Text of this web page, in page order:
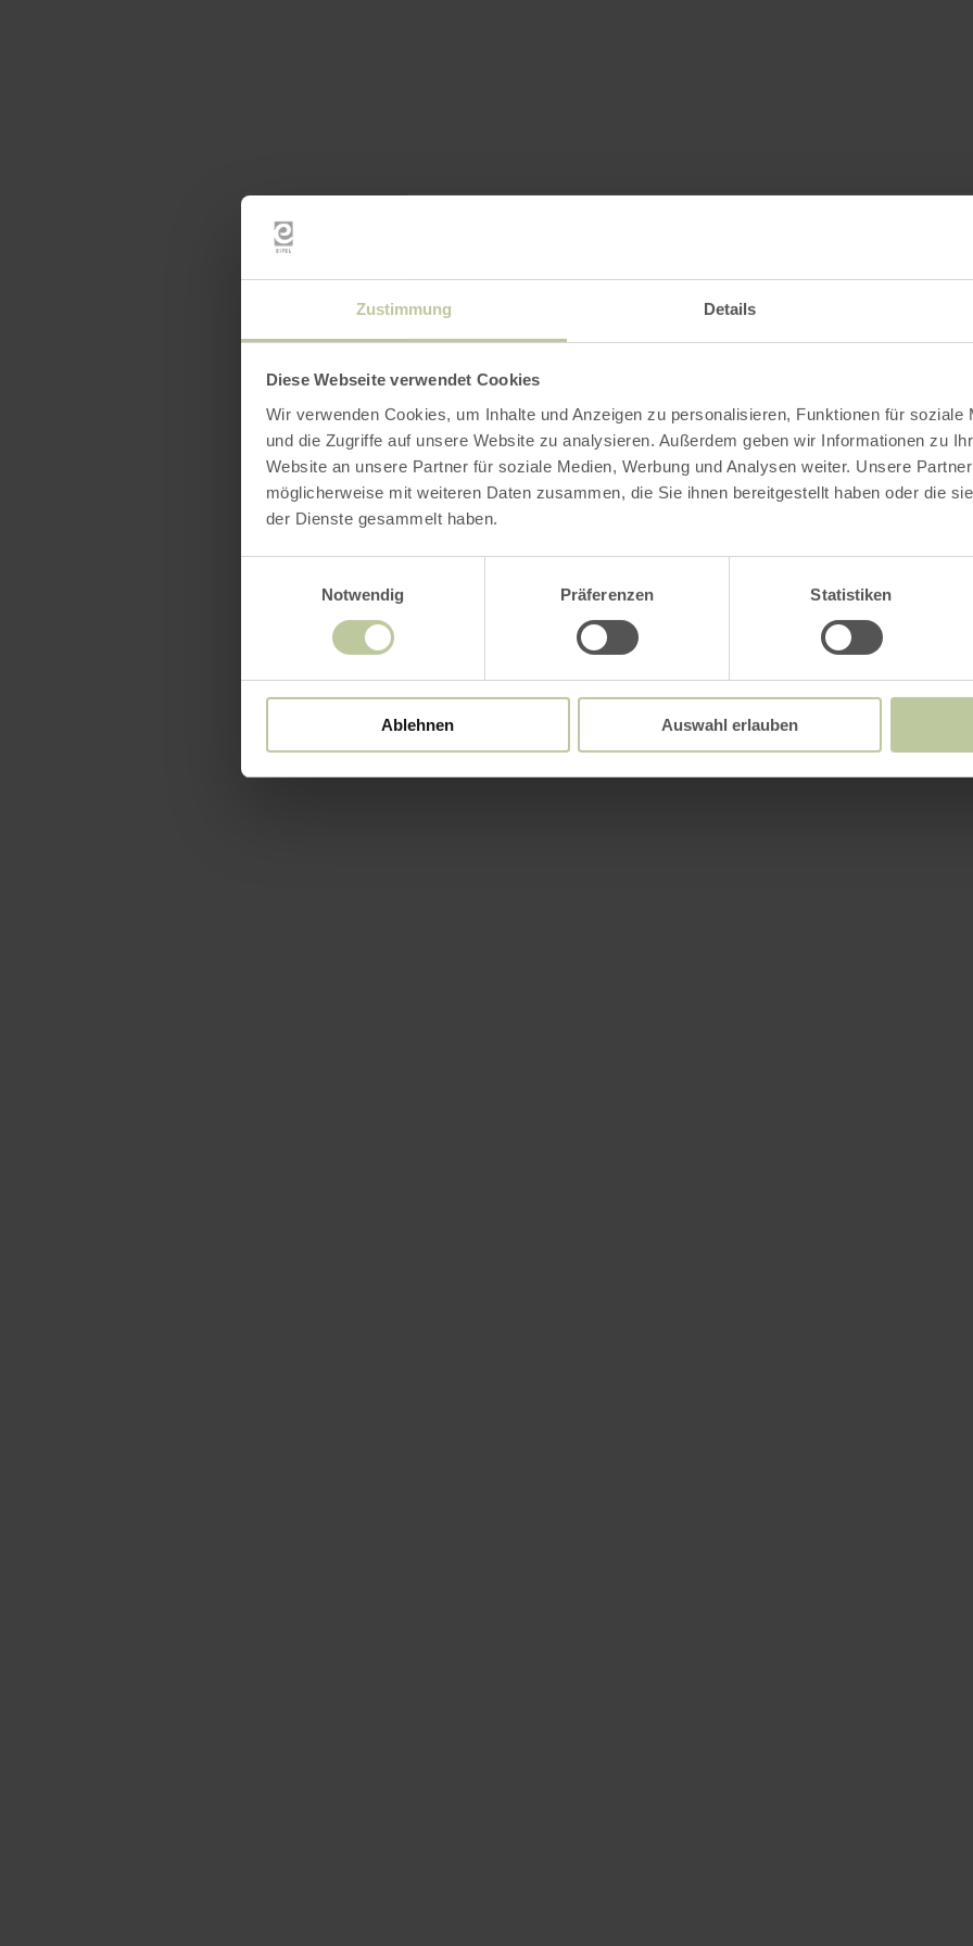
Zustimmung Details
Diese Webseite verwendet Cookies
Wir verwenden Cookies, um Inhalte und Anzeigen zu personalisieren, Funktionen für soziale
und die Zugriffe auf unsere Website zu analysieren. Außerdem geben wir Informationen zu
Website an unsere Partner für soziale Medien, Werbung und Analysen weiter. Unsere
möglicherweise mit weiteren Daten zusammen, die Sie ihnen bereitgestellt haben oder die
der Dienste gesammelt haben.
Notwendig
Präferenzen Statistiken
Ablehnen Auswahl erlauben